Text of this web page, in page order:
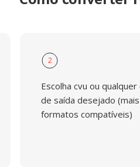
2
Escolha cvu ou
de saída desejado
formatos compatíveis)